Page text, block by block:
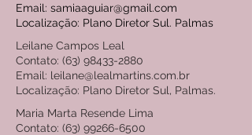
Email: samiaaguiar@gmail.com
Localização: Plano Diretor Sul. Palmas
Leilane Campos Leal
Contato: (63) 98433-2880
Email: leilane@lealmartins.com.br
Localização: Plano Diretor Sul, Palmas.
Maria Marta Resende Lima
Contato: (63) 99266-6500